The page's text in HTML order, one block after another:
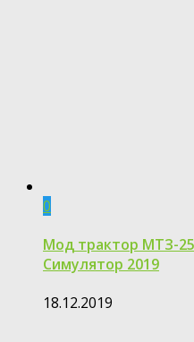
0
Мод трактор МТЗ-
Симулятор 2019
18.12.2019